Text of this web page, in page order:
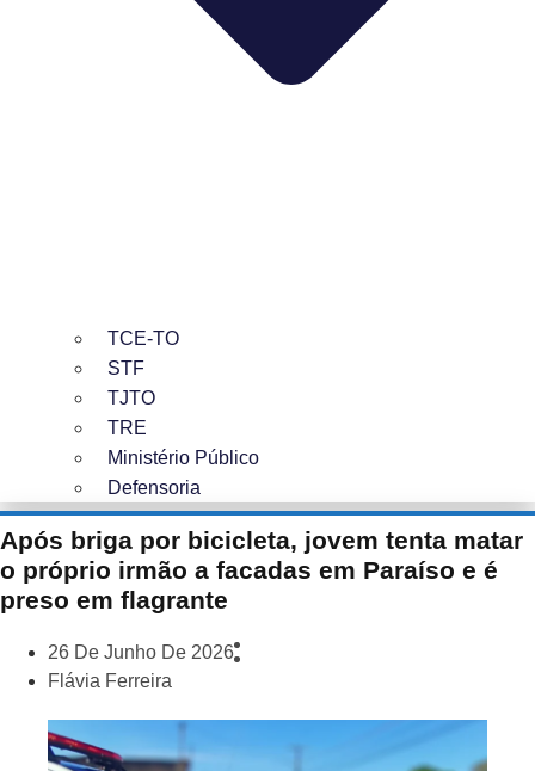
TCE-TO
STF
TJTO
TRE
Ministério Público
Defensoria
Após briga por bicicleta, jovem tenta matar
o próprio irmão a facadas em Paraíso e é
preso em flagrante
26 De Junho De 2026
Flávia Ferreira